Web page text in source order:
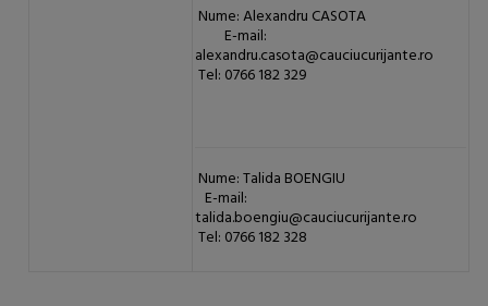
Nume: Alexandru CASOTA
E-mail:
alexandru.casota@cauciucurijante.ro
Tel: 0766 182 329
Nume: Talida BOENGIU
E-mail:
talida.boengiu@cauciucurijante.ro
Tel: 0766 182 328